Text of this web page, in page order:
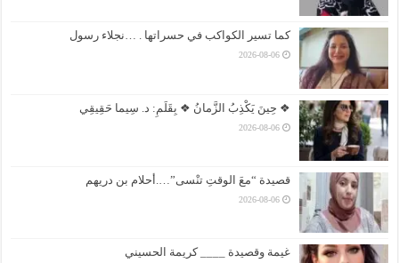
كما تسير الكواكب في حسراتها . …نجلاء رسول
2026-08-06
❖ حِينَ يَكْذِبُ الزَّمانُ ❖ بِقَلَمِ: د. سِيما حَقِيقِي
2026-08-06
قصيدة “معَ الوقتِ تنْسى”….أحلام بن دريهم
2026-08-06
غيمة وقصيدة ____ كريمة الحسيني